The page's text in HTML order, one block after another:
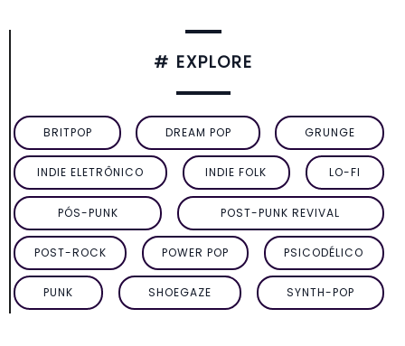
# EXPLORE
BRITPOP DREAM POP GRUNGE
INDIE ELETRÔNICO INDIE FOLK LO-FI
PÓS-PUNK POST-PUNK REVIVAL
POST-ROCK POWER POP PSICODÉLICO
PUNK SHOEGAZE SYNTH-POP